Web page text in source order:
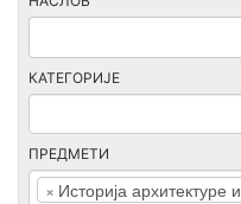
КАТЕГОРИЈЕ
ПРЕДМЕТИ
× Историја